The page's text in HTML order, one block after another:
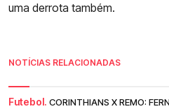
uma derrota também.
NOTÍCIAS RELACIONADAS
Futebol. CORINTHIANS X REMO: